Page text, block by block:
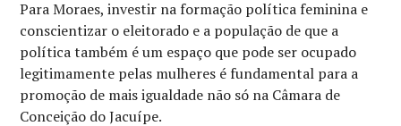
Para Moraes, investir na formação política feminina e
conscientizar o eleitorado e a população de que a
política também é um espaço que pode ser ocupado
legitimamente pelas mulheres é fundamental para a
promoção de mais igualdade não só na Câmara de
Conceição do Jacuípe.